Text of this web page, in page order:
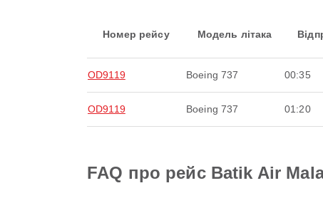
Номер рейсу Модель літака
OD9119 Boeing 737 00:35
OD9119 Boeing 737 01:20
FAQ про рейс Batik Air